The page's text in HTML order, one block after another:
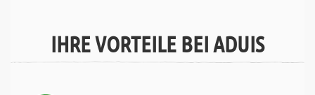
IHRE VORTEILE BEI ADUIS